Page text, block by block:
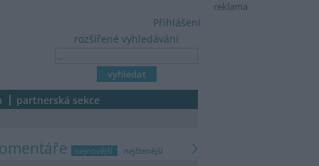
reklama
rozšířené vyhledávání
Přihlášení
partnerská sekce
nejnovější nejčtenější